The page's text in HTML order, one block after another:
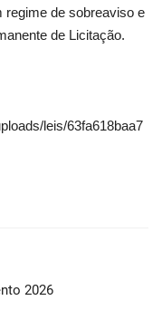
regime de sobreaviso e
de Licitação.
leis/63fa618baa7
2026